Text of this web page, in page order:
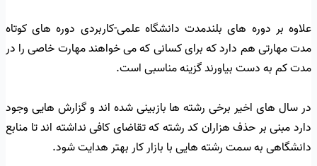
علاوه بر دوره های بلندمدت دانشگاه علمی-کاربردی دوره های کوتاه
مدت مهارتی هم دارد که برای کسانی که می خواهند مهارت خاصی را در
مدت کم به دست بیاورند گزینه مناسبی است.
در سال های اخیر برخی رشته ها بازبینی شده اند و گزارش هایی وجود
دارد مبنی بر حذف هزاران کد رشته که تقاضای کافی نداشته اند تا منابع
دانشگاهی به سمت رشته هایی با بازار کار بهتر هدایت شود.